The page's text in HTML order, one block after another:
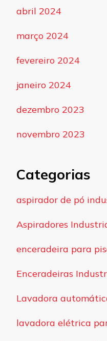
abril 2024
março 2024
fevereiro 2024
janeiro 2024
dezembro 2023
novembro 2023
Categorias
aspirador de pó
Aspiradores
enceradeira para
Enceradeiras
Lavadora
lavadora elétrica